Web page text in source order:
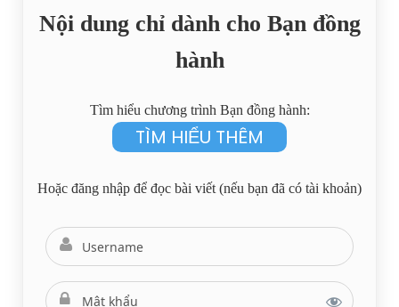
Nội dung chỉ dành cho Bạn đồng
hành
Tìm hiểu chương trình Bạn đồng hành:
TÌM HIỂU THÊM
Hoặc đăng nhập để đọc bài viết (nếu bạn đã có tài khoản)